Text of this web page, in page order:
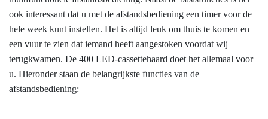
ook interessant dat u met de afstandsbediening een timer voor de
hele week kunt instellen. Het is altijd leuk om thuis te komen en
een vuur te zien dat iemand heeft aangestoken voordat wij
terugkwamen. De 400 LED-cassettehaard doet het allemaal voor
u. Hieronder staan ​​de belangrijkste functies van de
afstandsbediening: